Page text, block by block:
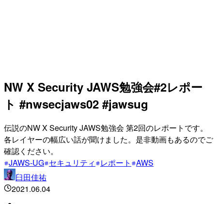
NW X Security JAWS勉強会#2レポー
ト #nwsecjaws02 #jawsug
伝説のNW X Security JAWS勉強会 第2回のレポートです。
各レイヤーの幅広い話が聞けました。是非動画もあるのでご
確認ください。
JAWS-UG セキュリティ レポート
AWS
臼田佳祐
2021.06.04